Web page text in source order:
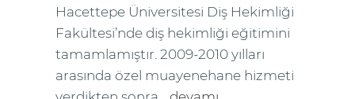
Hacettepe Üniversitesi Diş Hekimliği
Fakültesi’nde diş hekimliği eğitimini
tamamlamıştır. 2009-2010 yılları
arasında özel muayenehane hizmeti